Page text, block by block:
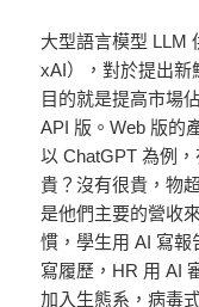
大型語言模型 LLM
xAI），對於提出新
目的就是提高市場
API 版。Web 版的
以 ChatGPT 為例
貴？沒有很貴，物
是他們主要的營收
慣，學生用 AI 寫報
寫履歷，HR 用 AI
加入生態系，病毒